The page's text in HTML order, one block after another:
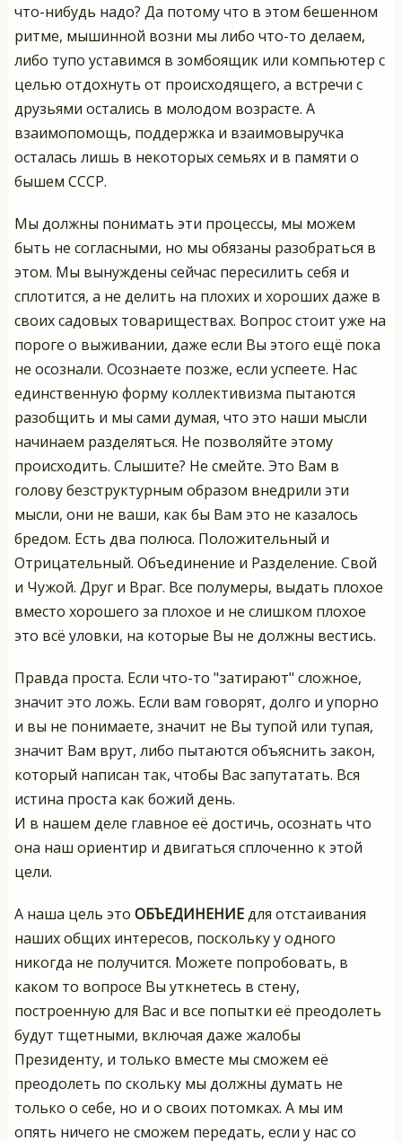
что-нибудь надо? Да потому что в этом бешенном
ритме, мышинной возни мы либо что-то делаем,
либо тупо уставимся в зомбоящик или компьютер с
целью отдохнуть от происходящего, а встречи с
друзьями остались в молодом возрасте. А
взаимопомощь, поддержка и взаимовыручка
осталась лишь в некоторых семьях и в памяти о
бышем СССР.
Мы должны понимать эти процессы, мы можем
быть не согласными, но мы обязаны разобраться в
этом. Мы вынуждены сейчас пересилить себя и
сплотится, а не делить на плохих и хороших даже в
своих садовых товариществах. Вопрос стоит уже на
пороге о выживании, даже если Вы этого ещё пока
не осознали. Осознаете позже, если успеете. Нас
единственную форму коллективизма пытаются
разобщить и мы сами думая, что это наши мысли
начинаем разделяться. Не позволяйте этому
происходить. Слышите? Не смейте. Это Вам в
голову безструктурным образом внедрили эти
мысли, они не ваши, как бы Вам это не казалось
бредом. Есть два полюса. Положительный и
Отрицательный. Объединение и Разделение. Свой
и Чужой. Друг и Враг. Все полумеры, выдать плохое
вместо хорошего за плохое и не слишком плохое
это всё уловки, на которые Вы не должны вестись.
Правда проста. Если что-то "затирают" сложное,
значит это ложь. Если вам говорят, долго и упорно
и вы не понимаете, значит не Вы тупой или тупая,
значит Вам врут, либо пытаются объяснить закон,
который написан так, чтобы Вас запутатать. Вся
истина проста как божий день.
И в нашем деле главное её достичь, осознать что
она наш ориентир и двигаться сплоченно к этой
цели.
А наша цель это ОБЪЕДИНЕНИЕдля отстаивания
наших общих интересов, поскольку у одного
никогда не получится. Можете попробовать, в
каком то вопросе Вы уткнетесь в стену,
построенную для Вас и все попытки её преодолеть
будут тщетными, включая даже жалобы
Президенту, и только вместе мы сможем её
преодолеть по скольку мы должны думать не
только о себе, но и о своих потомках. А мы им
опять ничего не сможем передать, если у нас со